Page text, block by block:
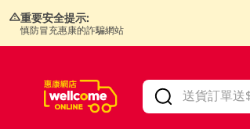
重要安全提示:
慎防冒充惠康的詐騙網站